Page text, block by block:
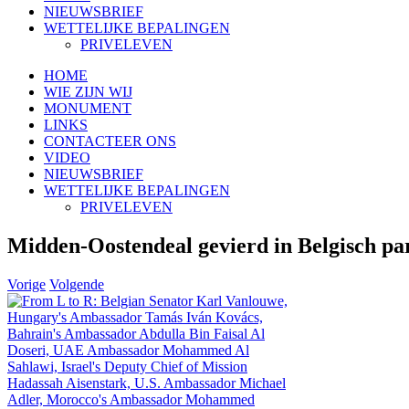
NIEUWSBRIEF
WETTELIJKE BEPALINGEN
PRIVELEVEN
HOME
WIE ZIJN WIJ
MONUMENT
LINKS
CONTACTEER ONS
VIDEO
NIEUWSBRIEF
WETTELIJKE BEPALINGEN
PRIVELEVEN
Midden-Oostendeal gevierd in Belgisch
Vorige Volgende